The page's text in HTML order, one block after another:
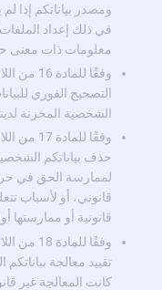
ومصدر بياناتكم إذا
معلومات ذات معنى
التصحيح الفوري
الشخصية المخزنة
حذف بياناتكم
لممارسة الحق في حرية
قانوني، أو لأسباب
قانونية أو ممارستها أو
تقييد معالجة
كانت المعالجة غير